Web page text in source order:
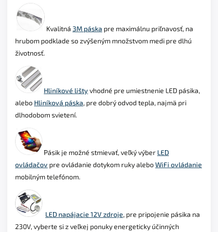
Kvalitná 3M páska pre maximálnu priľnavosť, na
hrubom podklade so zvýšeným množstvom medi pre dlhú
životnosť.
Hliníkové lišty vhodné pre umiestnenie LED pásika,
alebo Hliníková páska, pre dobrý odvod tepla, najmä pri
dlhodobom svietení.
Pásik je možné stmievať, veľký výber LED
ovládačov pre ovládanie dotykom ruky aleboWiFi ovládanie
mobilným telefónom.
LED napájacie 12V zdroje, pre pripojenie pásika na
230V, vyberte si z veľkej ponukyenergeticky účinných